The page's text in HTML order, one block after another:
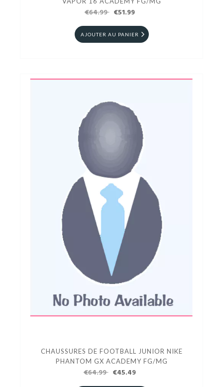
€64.99 €51.99
AJOUTER AU PANIER
CHAUSSURES DE FOOTBALL JUNIOR NIKE
PHANTOM GX ACADEMY FG/MG
€64.99 €45.49